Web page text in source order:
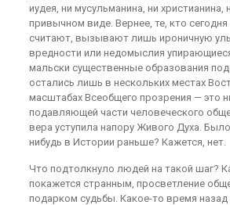
иудея, ни мусульманина, ни христианина,
привычном виде. Вернее, те, кто
считают, вызывают лишь ироничную
вредности или недомыслия
мальски существенные образования
остались лишь в нескольких местах
масштабах Всеобщего прозрения — это
подавляющей части человеческого
вера уступила напору Живого Духа.
нибудь в Истории раньше? Кажется, нет.
Что подтолкнуло людей на такой шаг?
покажется странным, просветление
подарком судьбы. Какое-то время